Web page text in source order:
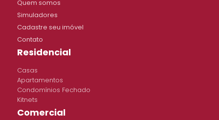
Quem somos
Simuladores
Cadastre seu imóvel
Contato
Residencial
Casas
Apartamentos
Condomínios Fechado
Kitnets
Comercial